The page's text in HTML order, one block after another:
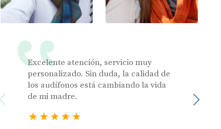
Excelente atención, servicio muy
personalizado. Sin duda, la calidad de
los audífonos está cambiando la vida
de mi madre.
Julia